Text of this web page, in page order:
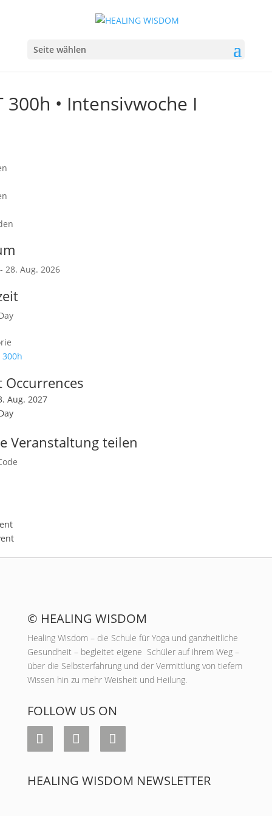
Seite wählen
300h • Intensivwoche I
28. Aug. 2026
300h
Occurrences
Aug. 2027
Veranstaltung teilen
© HEALING WISDOM
Healing Wisdom – die Schule für Yoga und ganzheitliche
Gesundheit – begleitet eigene Schüler auf ihrem Weg –
über die Selbsterfahrung und der Vermittlung von tiefem
Wissen hin zu mehr Weisheit und Heilung.
FOLLOW US ON
HEALING WISDOM NEWSLETTER